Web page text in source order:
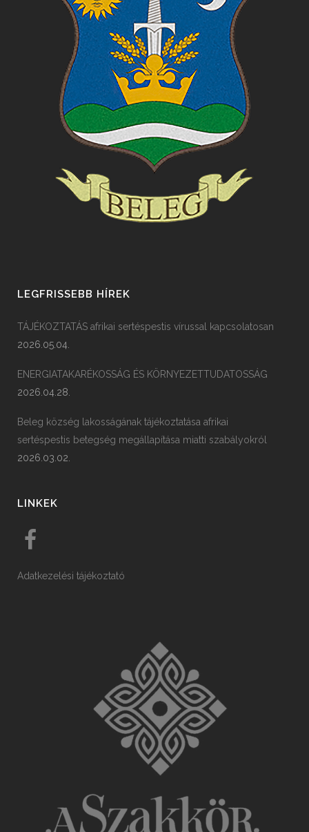
LEGFRISSEBB HÍREK
TÁJÉKOZTATÁS afrikai sertéspestis vírussal kapcsolatosan
2026.05.04.
ENERGIATAKARÉKOSSÁG ÉS KÖRNYEZETTUDATOSSÁG
2026.04.28.
Beleg község lakosságának tájékoztatása afrikai
sertéspestis betegség megállapítása miatti szabályokról
2026.03.02.
LINKEK
Adatkezelési tájékoztató